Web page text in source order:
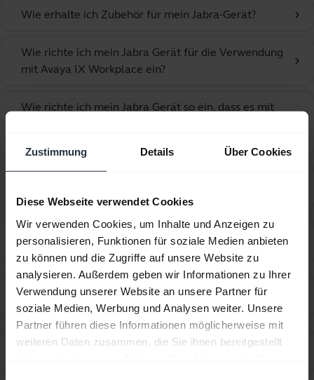
Zustimmung Details Über Cookies
Diese Webseite verwendet Cookies
Wir verwenden Cookies, um Inhalte und Anzeigen zu
personalisieren, Funktionen für soziale Medien anbieten
zu können und die Zugriffe auf unsere Website zu
analysieren. Außerdem geben wir Informationen zu Ihrer
Verwendung unserer Website an unsere Partner für
soziale Medien, Werbung und Analysen weiter. Unsere
Partner führen diese Informationen möglicherweise mit
weiteren Daten zusammen, die Sie ihnen bereitgestellt
Wie erhalte ich Zubehör für mein Jabra-Gerät? chevron_right
Wie richte ich mein Jabra Gerät für die Verwendung
mit Avaya IX Workplace ein?
chevron_right
Wie richte ich mein Jabra Gerät so ein, dass es mit
mit 3CX Phone ein?
Wie richte ich mein Jabra-Gerät für die Verwendung
mit 8x8 Virtual Office Desktop ein?
Wie richte ich mein Jabra-Gerät für die Verwendung
mit Amazon Connect ein?
Wie richte ich mein Jabra-Gerät für die Verwendung